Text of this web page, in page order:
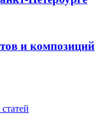
и композиций